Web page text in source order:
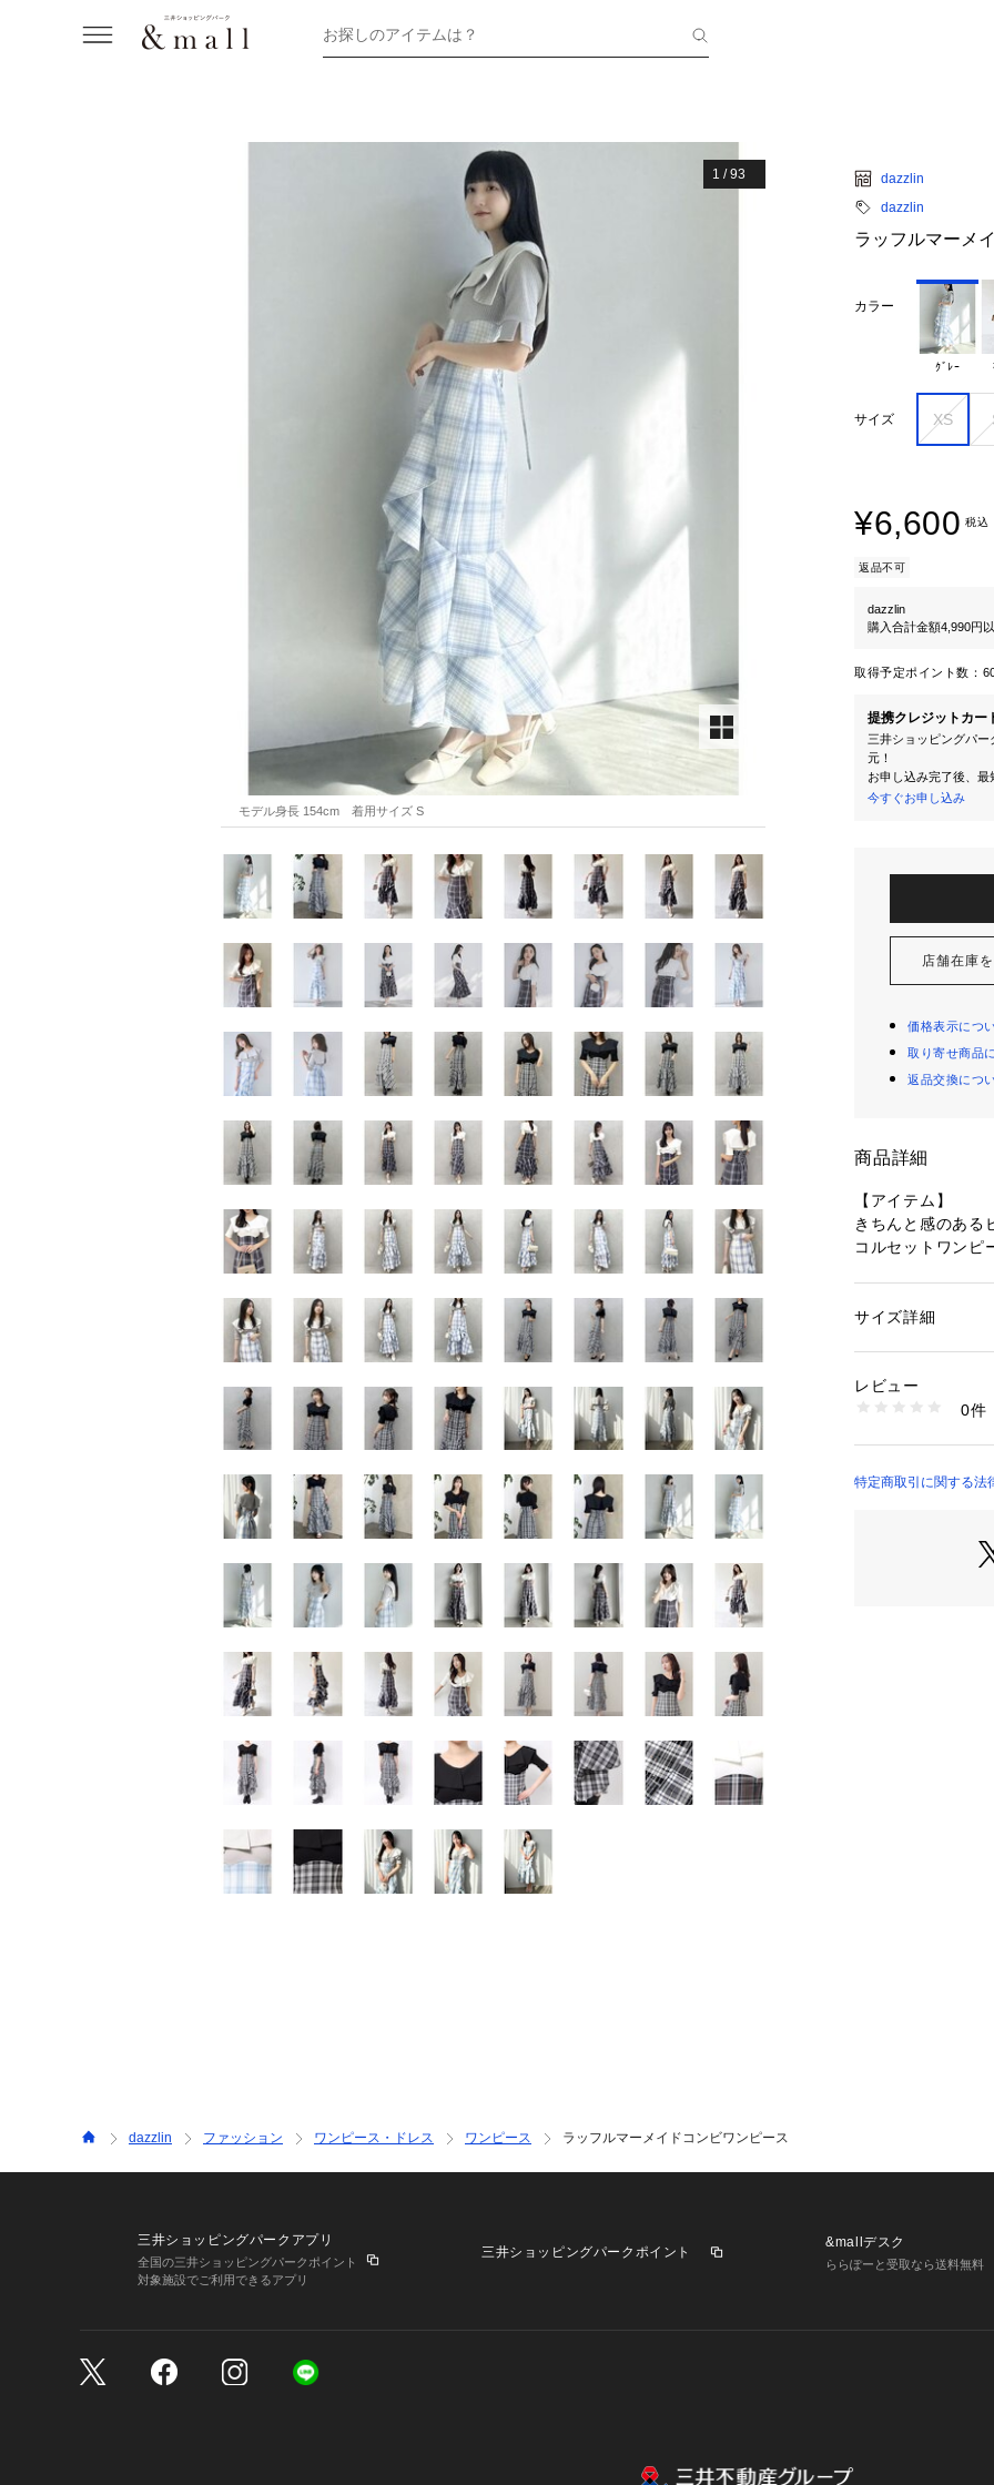
お探しのアイテムは？
1 /93
モデル身長 154cm　着用サイズ S
dazzlin
dazzlin
ラッフルマーメ
カラー
ｸﾞﾚｰ
サイズ XS
¥6,600 税込
返品不可
dazzlin
購入合計金額4,990円
取得予定ポイント数：
提携クレジットカー
三井ショッピングパ
元！
お申し込み完了後、最
今すぐお申し込み
店舗在庫
価格表示につ
取り寄せ商品
返品交換につ
商品詳細
【アイテム】
きちんと感のある
コルセットワンピ
トレンチコートも
カーディガンは
＞＞その他コルセ
気になるアイテム
性別：レディース
テル100％ 裏地:ポ
ル96％ ポリウレタ
ポリエステル100%
商品番号：
サイズ詳細
レビュー
0件
特定商取引に関する法
dazzlin ファッション ワンピース・ドレス ワンピース ラッフルマーメイドコンビワンピース
三井ショッピングパークアプリ
全国の三井ショッピングパークポイント
対象施設でご利用できるアプリ
三井ショッピングパークポイント
&mallデスク
ららぽーと受取なら送料無料
個人情報保護方針 個人情報の取り扱いについて